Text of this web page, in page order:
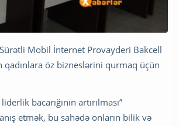
Mobil İnternet Provayderi Bakcell
öz bizneslərini qurmaq üçün
bacarığının artırılması”
etmək, bu sahədə onların bilik və